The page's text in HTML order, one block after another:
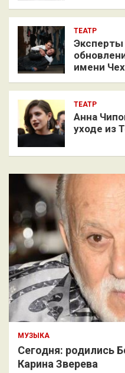
ТЕАТР
Эксперты
имени
ТЕАТР
Анна
уходе из
МУЗЫКА
Сегодня: родились
Карина Зверева